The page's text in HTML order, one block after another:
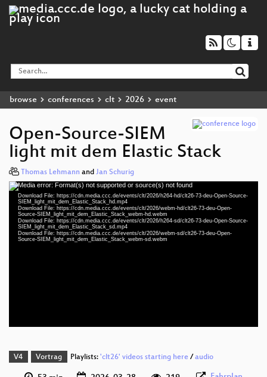
browse conferences clt 2026 event
Open-Source-SIEM
light mit dem Elastic Stack
Thomas Lehmann and Jan Schurig
Video
Player
Media error: Format(s) not supported or source(s) not found
Download File: https://cdn.media.ccc.de/events/clt/2026/h264-hd/clt26-73-deu-Open-Source-
SIEM_light_mit_dem_Elastic_Stack_hd.mp4
Download File: https://cdn.media.ccc.de/events/clt/2026/webm-hd/clt26-73-deu-Open-
Source-SIEM_light_mit_dem_Elastic_Stack_webm-hd.webm
Download File: https://cdn.media.ccc.de/events/clt/2026/h264-sd/clt26-73-deu-Open-Source-
SIEM_light_mit_dem_Elastic_Stack_sd.mp4
Download File: https://cdn.media.ccc.de/events/clt/2026/webm-sd/clt26-73-deu-Open-
Source-SIEM_light_mit_dem_Elastic_Stack_webm-sd.webm
V4 Vortrag Playlists: 'clt26' videos starting here/ audio